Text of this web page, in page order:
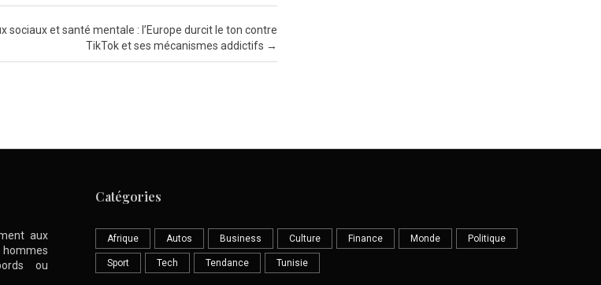
sociaux et santé mentale : l’Europe durcit le ton contre
TikTok et ses mécanismes addictifs →
aux
hommes
ou
Catégories
Afrique Autos Business Culture Finance Monde Politique
Sport Tech Tendance Tunisie